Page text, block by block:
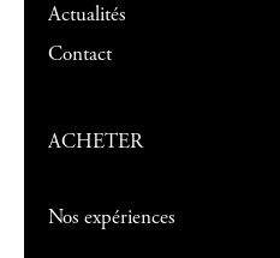
Actualités
Contact
ACHETER
Nos expériences